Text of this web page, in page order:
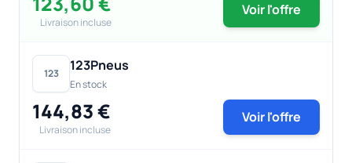
Livraison incluse
Voir l'offre
123 123Pneus
En stock
144,83 €
Livraison incluse
Voir l'offre